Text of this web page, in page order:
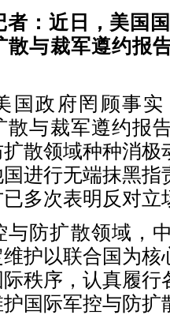
者：近日，美国
散与裁军遵约报
国政府罔顾事
散与裁军遵约报
散领域种种消极
进行无端抹黑指
多次表明反对立
与防扩散领域，
护以联合国为核
秩序，认真履行
国际军控与防扩